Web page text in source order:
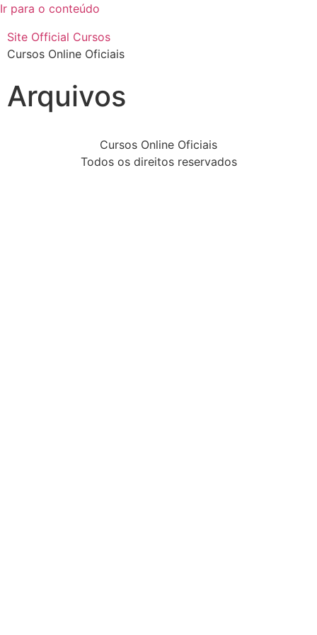
Ir para o conteúdo
Site Official Cursos
Cursos Online Oficiais
Arquivos
Cursos Online Oficiais
Todos os direitos reservados